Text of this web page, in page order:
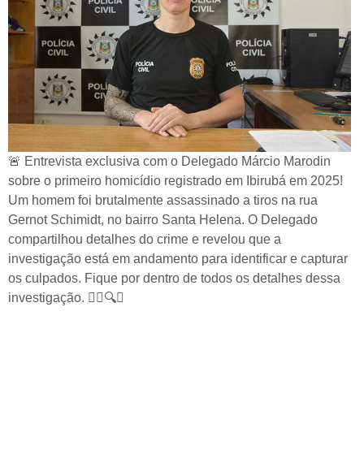
🚨 Entrevista exclusiva com o Delegado Márcio Marodin
sobre o primeiro homicídio registrado em Ibirubá em 2025!
Um homem foi brutalmente assassinado a tiros na rua
Gernot Schimidt, no bairro Santa Helena. O Delegado
compartilhou detalhes do crime e revelou que a
investigação está em andamento para identificar e capturar
os culpados. Fique por dentro de todos os detalhes dessa
investigação. 🕵️‍♂️🔍🚨